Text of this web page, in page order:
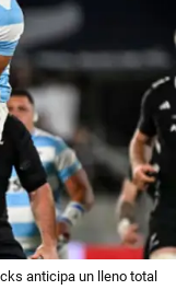
anticipa un lleno total